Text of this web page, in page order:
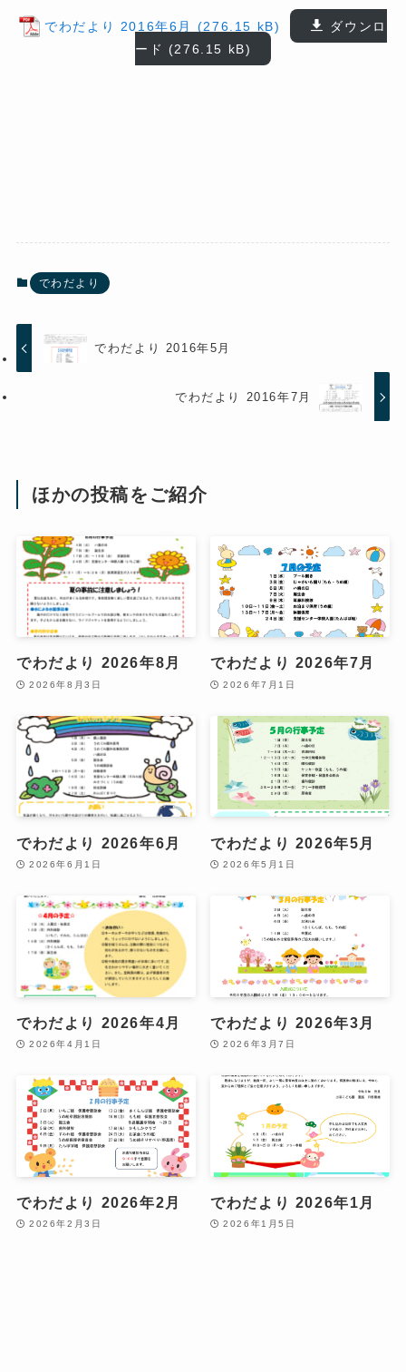
でわだより 2016年6月
ダウンロ
ード
でわだより
でわだより 2016年5月
でわだより 2016年7月
ほかの投稿をご紹介
でわだより 2026年8月
2026年8月3日
でわだより 2026年7月
2026年7月1日
でわだより 2026年6月
2026年6月1日
でわだより 2026年5月
2026年5月1日
でわだより 2026年4月
2026年4月1日
でわだより 2026年3月
2026年3月7日
でわだより 2026年2月
2026年2月3日
でわだより 2026年1月
2026年1月5日